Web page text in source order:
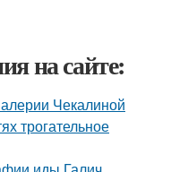
на сайте:
Чекалиной
трогательное